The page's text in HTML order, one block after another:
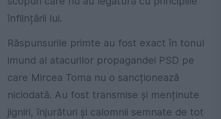
înființării lui.
Răspunsurile primte au fost exact în tonul
imund al atacurilor propagandei PSD pe
care Mircea Toma nu o sancționează
niciodată. Au fost transmise și menținute
jigniri, înjurături și calomnii semnate de tot